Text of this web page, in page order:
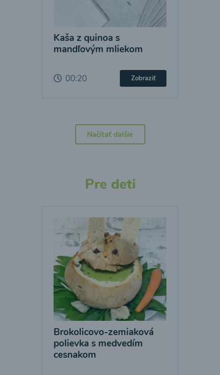
Kaša z quinoa s
mandľovým mliekom
00:20 Zobraziť
Načítať ďalšie
Pre deti
Brokolicovo-zemiaková
polievka s medvedím
cesnakom